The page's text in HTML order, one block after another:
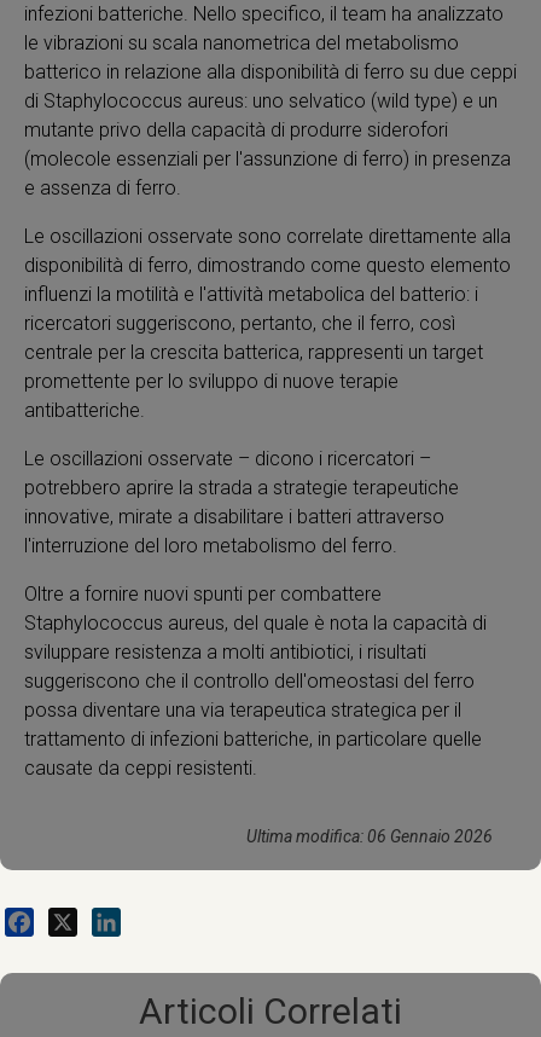
Ultima modifica: 06 Gennaio 2026
infezioni batteriche. Nello specifico, il team ha analizzato
le vibrazioni su scala nanometrica del metabolismo
batterico in relazione alla disponibilità di ferro su due ceppi
di Staphylococcus aureus: uno selvatico (wild type) e un
mutante privo della capacità di produrre siderofori
(molecole essenziali per l'assunzione di ferro) in presenza
e assenza di ferro.
Le oscillazioni osservate sono correlate direttamente alla
disponibilità di ferro, dimostrando come questo elemento
influenzi la motilità e l'attività metabolica del batterio: i
ricercatori suggeriscono, pertanto, che il ferro, così
centrale per la crescita batterica, rappresenti un target
promettente per lo sviluppo di nuove terapie
antibatteriche.
Le oscillazioni osservate – dicono i ricercatori –
potrebbero aprire la strada a strategie terapeutiche
innovative, mirate a disabilitare i batteri attraverso
l'interruzione del loro metabolismo del ferro.
Oltre a fornire nuovi spunti per combattere
Staphylococcus aureus, del quale è nota la capacità di
sviluppare resistenza a molti antibiotici, i risultati
suggeriscono che il controllo dell'omeostasi del ferro
possa diventare una via terapeutica strategica per il
trattamento di infezioni batteriche, in particolare quelle
causate da ceppi resistenti.
Articoli Correlati